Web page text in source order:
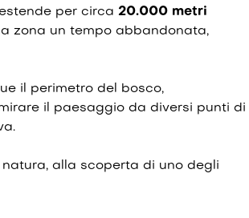
per circa 20.000 metri
zona un tempo abbandonata,
il perimetro del bosco,
il paesaggio da diversi punti di
alla scoperta di uno degli